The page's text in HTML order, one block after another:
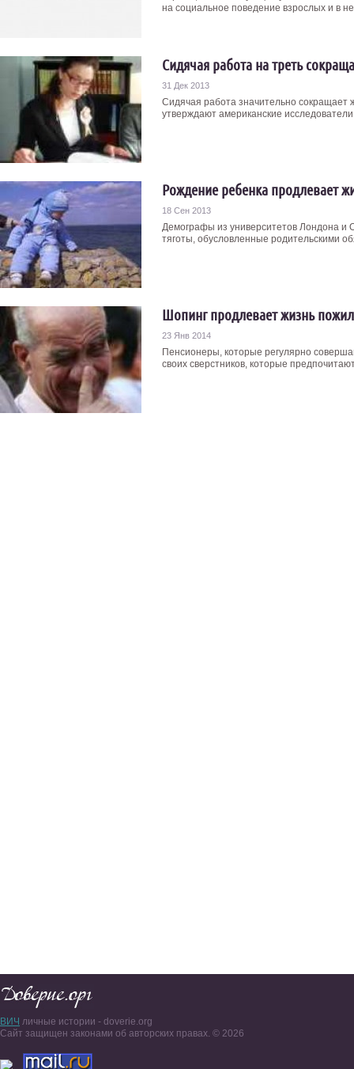
на социальное поведение взрослых и в
Сидячая работа на треть
31 Дек 2013
Сидячая работа значительно
утверждают американские
Рождение ребенка продлевает
18 Сен 2013
Демографы из университетов Лондона и
тяготы, обусловленные родительскими
Шопинг продлевает жизнь
23 Янв 2014
Пенсионеры, которые регулярно
своих сверстников, которые
ВИЧ личные истории - doverie.org
Сайт защищен законами об авторских правах. © 2026